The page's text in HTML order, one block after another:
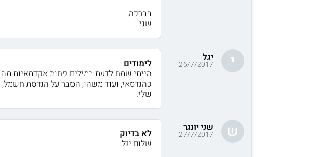
בברכה,
שני
י יגל
26/7/2017
לימודים
הייתי שמח לדעת במילים פחות אקדמאיות
כהנדסאי, ועוד משהו, הסבר על הנדסת חשמל,
שלי.
ש שני יונגר
27/7/2017
לא בדיוק
שלום יגל,